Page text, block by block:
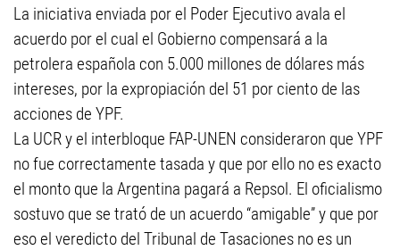
La iniciativa enviada por el Poder Ejecutivo avala el
acuerdo por el cual el Gobierno compensará a la
petrolera española con 5.000 millones de dólares más
intereses, por la expropiación del 51 por ciento de las
acciones de YPF.
La UCR y el interbloque FAP-UNEN consideraron que YPF
no fue correctamente tasada y que por ello no es exacto
el monto que la Argentina pagará a Repsol. El oficialismo
sostuvo que se trató de un acuerdo “amigable” y que por
eso el veredicto del Tribunal de Tasaciones no es un